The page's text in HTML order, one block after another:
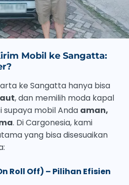
Mobil ke Sangatta:
ke Sangatta hanya bisa
, dan memilih moda kapal
mobil Anda aman,
. Di Cargonesia, kami
yang bisa disesuaikan
Roll Off) – Pilihan Efisien